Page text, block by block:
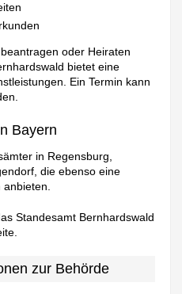
oder Heiraten
bietet eine
Ein Termin kann
Bayern
in Regensburg,
die ebenso eine
anbieten.
Standesamt Bernhardswald
zur Behörde